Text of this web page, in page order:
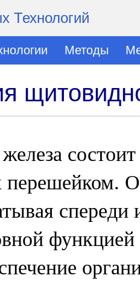
Технологий
Методы
спереди